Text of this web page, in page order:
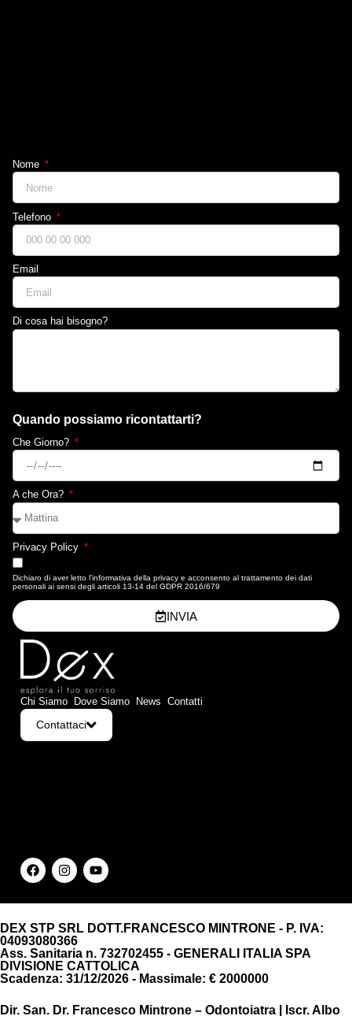
Nome
Telefono
Email
Di cosa hai bisogno?
Quando possiamo ricontattarti?
Che Giorno?
A che Ora?
Privacy Policy
Dichiaro di aver letto l'informativa della privacy e acconsento al trattamento dei dati
personali ai sensi degli articoli 13-14 del GDPR 2016/679
INVIA
Chi Siamo Dove Siamo News Contatti
Contattaci
DEX STP SRL DOTT.FRANCESCO MINTRONE - P. IVA:
04093080366
Ass. Sanitaria n. 732702455 - GENERALI ITALIA SPA
DIVISIONE CATTOLICA
Scadenza: 31/12/2026 - Massimale: € 2000000
Dir. San. Dr. Francesco Mintrone – Odontoiatra | Iscr. Albo